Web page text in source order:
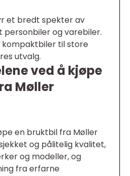
et bredt spekter av
personbiler og varebiler.
kompaktbiler til store
utvalg.
ved å kjøpe
Møller
en bruktbil fra Møller
og pålitelig kvalitet,
og modeller, og
fra erfarne